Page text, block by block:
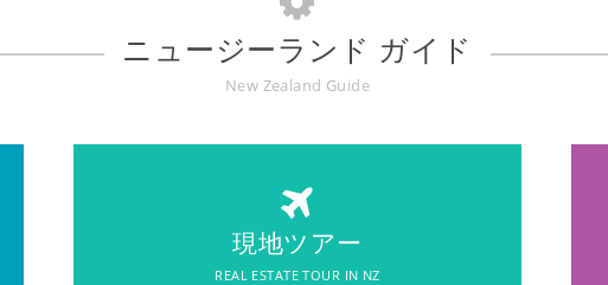
ニュージーランド ガイド
New Zealand Guide
現地ツアー
REAL ESTATE TOUR IN NZ